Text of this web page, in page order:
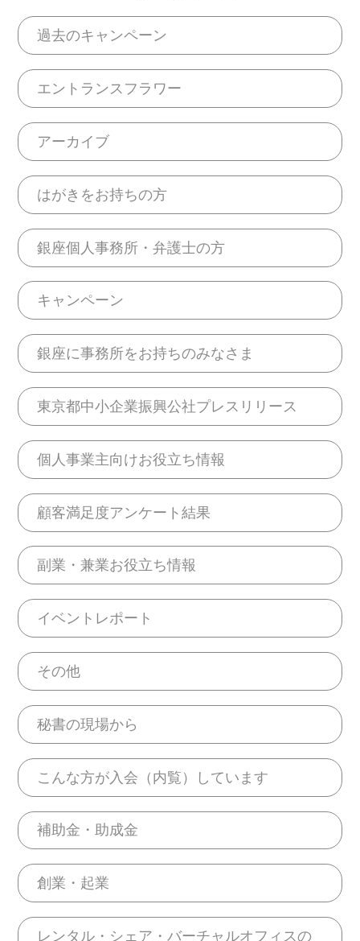
過去のキャンペーン
エントランスフラワー
アーカイブ
はがきをお持ちの方
銀座個人事務所・弁護士の方
キャンペーン
銀座に事務所をお持ちのみなさま
東京都中小企業振興公社プレスリリース
個人事業主向けお役立ち情報
顧客満足度アンケート結果
副業・兼業お役立ち情報
イベントレポート
その他
秘書の現場から
こんな方が入会（内覧）しています
補助金・助成金
創業・起業
レンタル・シェア・バーチャルオフィスの